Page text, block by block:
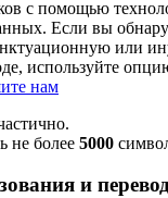
с помощью
Если вы
или
используйте
нам
не более 5000
и